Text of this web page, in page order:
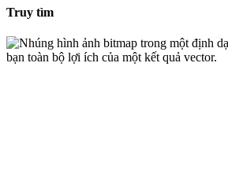
Truy tìm